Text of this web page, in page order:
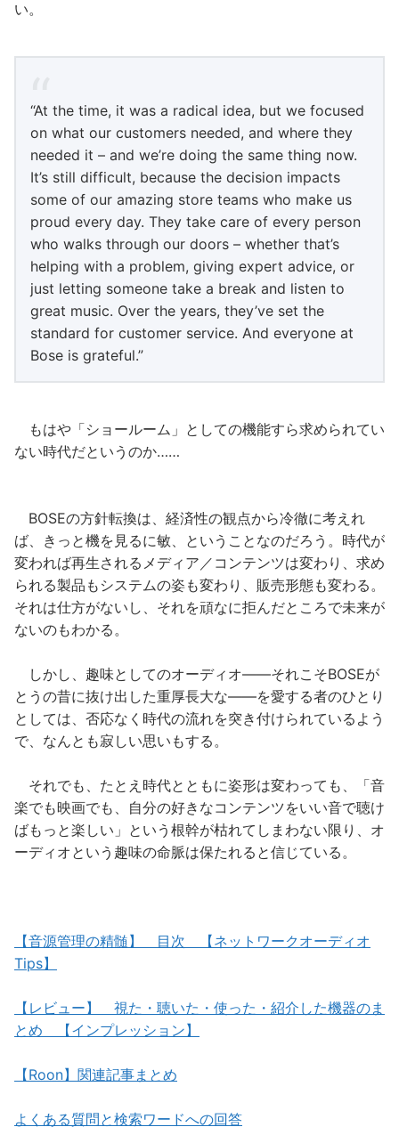
い。
“At the time, it was a radical idea, but we focused
on what our customers needed, and where they
needed it – and we’re doing the same thing now.
It’s still difficult, because the decision impacts
some of our amazing store teams who make us
proud every day. They take care of every person
who walks through our doors – whether that’s
helping with a problem, giving expert advice, or
just letting someone take a break and listen to
great music. Over the years, they’ve set the
standard for customer service. And everyone at
Bose is grateful.”
もはや「ショールーム」としての機能すら求められてい
ない時代だというのか……
BOSEの方針転換は、経済性の観点から冷徹に考えれ
ば、きっと機を見るに敏、ということなのだろう。時代が
変われば再生されるメディア／コンテンツは変わり、求め
られる製品もシステムの姿も変わり、販売形態も変わる。
それは仕方がないし、それを頑なに拒んだところで未来が
ないのもわかる。
しかし、趣味としてのオーディオ――それこそBOSEが
とうの昔に抜け出した重厚長大な――を愛する者のひとり
としては、否応なく時代の流れを突き付けられているよう
で、なんとも寂しい思いもする。
それでも、たとえ時代とともに姿形は変わっても、「音
楽でも映画でも、自分の好きなコンテンツをいい音で聴け
ばもっと楽しい」という根幹が枯れてしまわない限り、オ
ーディオという趣味の命脈は保たれると信じている。
【音源管理の精髄】 目次 【ネットワークオーディオ
Tips】
【レビュー】 視た・聴いた・使った・紹介した機器のま
とめ 【インプレッション】
【Roon】関連記事まとめ
よくある質問と検索ワードへの回答